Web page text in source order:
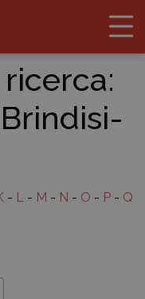
- L - M - N - O - P - Q